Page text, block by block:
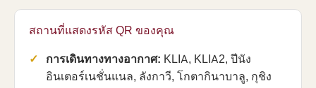
สถานที่แสดงรหัส QR ของคุณ
การเดินทางทางอากาศ: KLIA, KLIA2, ปีนัง
อินเตอร์เนชั่นแนล, ลังกาวี, โกตากินาบาลู, กุชิง